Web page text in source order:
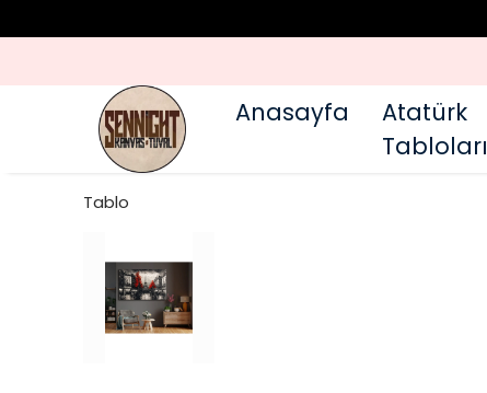
Anasayfa
Atatürk
Tabloları
Tablo